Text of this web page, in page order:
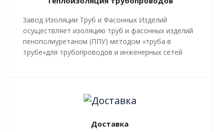
Завод Изоляции Труб и Фасонных Изделий
осуществляет изоляцию труб и фасонных изделий
пенополиуретаном (ППУ) методом «труба в
трубе»для трубопроводов и инженерных сетей
Все работы, производящиеся в рамках
мероприятий по изоляции труб и трубопроводной
и СТ 4937-001-18929664-04.
Доставка